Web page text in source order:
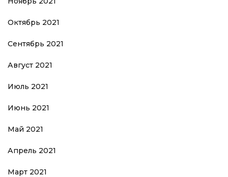
Октябрь 2021
Сентябрь 2021
Август 2021
Июль 2021
Июнь 2021
Май 2021
Апрель 2021
Март 2021